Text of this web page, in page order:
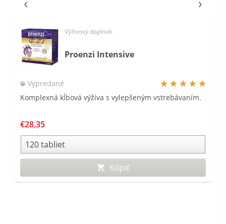
Výživový doplnok
Proenzi Intensive
Vypredané
Komplexná kĺbová výživa s vylepšeným vstrebávaním.
€28,35
Kúpiť